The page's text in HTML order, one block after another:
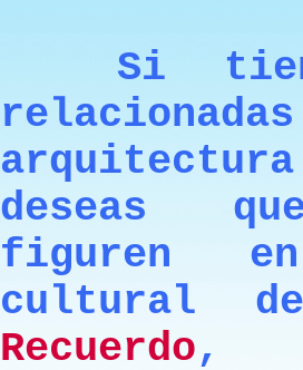
Si
deseas
figuren
cultural
Recuerdo,